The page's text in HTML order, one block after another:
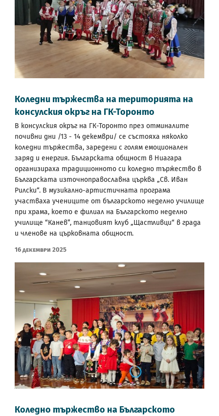
Коледни тържества на територията на
консулския окръг на ГК-Торонто
В консулския окръг на ГК-Торонто през отминалите
почивни дни /13 - 14 декември/ се състояха няколко
коледни тържества, заредени с голям емоционален
заряд и енергия. Българската общност в Ниагара
организираха традиционното си коледно тържество в
Българската източноправославна църква „Св. Иван
Рилски“. В музикално-артистичната програма
участваха учениците от българското неделно училище
при храма, което е филиал на Българското неделно
училище “Канев”, танцовият клуб „Щастливци“ в града
и членове на църковната общност.
16 Декември 2025
Коледно тържество на Българското